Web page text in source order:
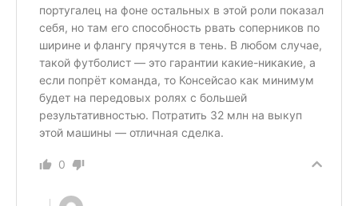
португалец на фоне остальных в этой роли показал
себя, но там его способность рвать соперников по
ширине и флангу прячутся в тень. В любом случае,
такой футболист — это гарантии какие-никакие, а
если попрёт команда, то Консейсао как минимум
будет на передовых ролях с большей
результативностью. Потратить 32 млн на выкуп
этой машины — отличная сделка.
0